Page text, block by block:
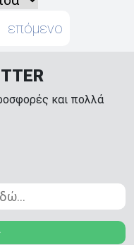
και πολλά